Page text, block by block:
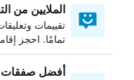
الملايين من
تقييمات
تمامًا. احجز
أفضل صفقات